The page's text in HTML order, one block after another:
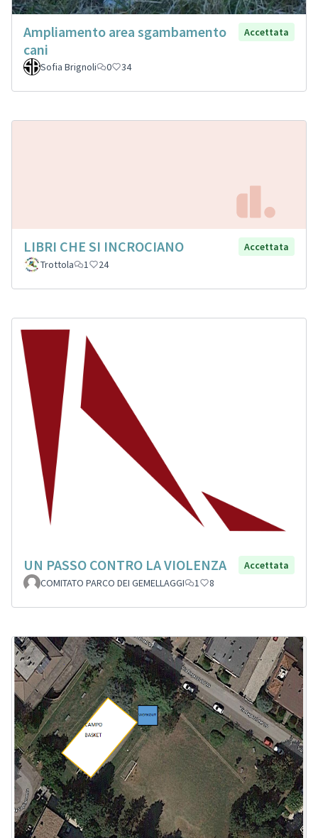
Ampliamento area sgambamento
cani
Accettata
Sofia Brignoli 0 34
LIBRI CHE SI INCROCIANO
Accettata
Trottola
1 24
UN PASSO CONTRO LA VIOLENZA
Accettata
COMITATO PARCO DEI GEMELLAGGI
1 8